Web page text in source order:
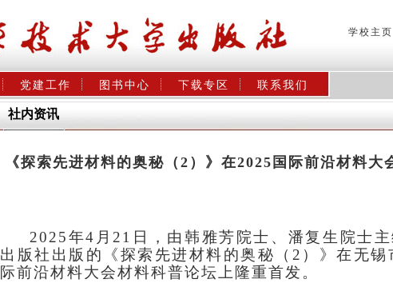
学校主页
党建工作 图书中心 下载专区 联系我们
社内资讯
《探索先进材料的奥秘（2）》在2025国际前沿材料大
2025年4月21日，由韩雅芳院士、潘复生院士
出版社出版的《探索先进材料的奥秘（2）》在无锡
际前沿材料大会材料科普论坛上隆重首发。